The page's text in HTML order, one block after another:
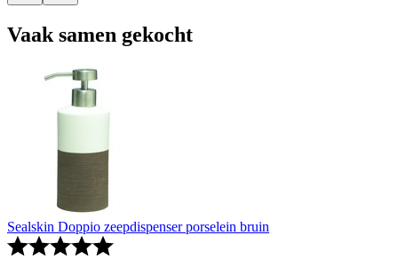
Vaak samen gekocht
Sealskin Doppio zeepdispenser porselein bruin